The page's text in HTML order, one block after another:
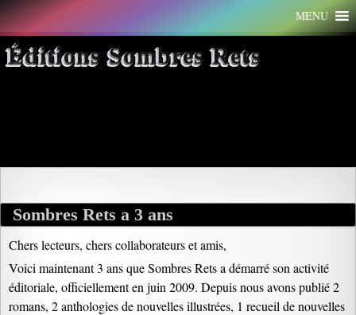
Aller
au
contenu
MENU
Éditions Sombres Rets
Archives par mot-clé : élodie
Sombres Rets a 3 ans
Chers lecteurs, chers collaborateurs et amis,
Voici maintenant 3 ans que Sombres Rets a démarré son activité
éditoriale, officiellement en juin 2009. Depuis nous avons publié 2
romans, 2 anthologies de nouvelles illustrées, 1 recueil de nouvelles